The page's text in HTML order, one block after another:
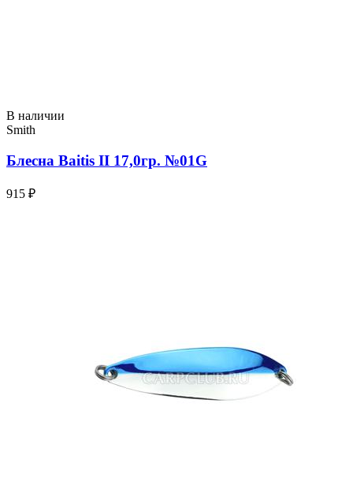
В наличии
Smith
Блесна Baitis II 17,0гр. №01G
915 ₽